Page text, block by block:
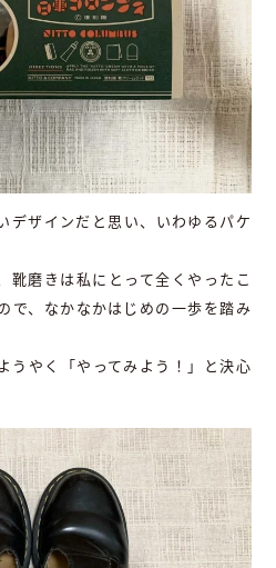
デザインだと思い、いわゆるパケ
靴磨きは私にとって全くやったこ
で、なかなかはじめの一歩を踏み
うやく「やってみよう！」と決心